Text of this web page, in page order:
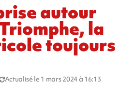
autour
la
toujours
Actualisé le 1 mars 2024 à 16:13